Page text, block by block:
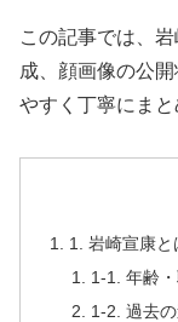
この記事では、
成、顔画像の公
やすく丁寧にまと
1. 岩崎宣康と
1-1. 年齢
1-2. 過去